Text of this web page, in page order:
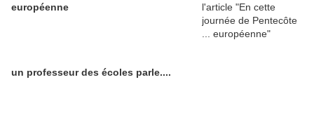
européenne
un professeur des écoles parle....